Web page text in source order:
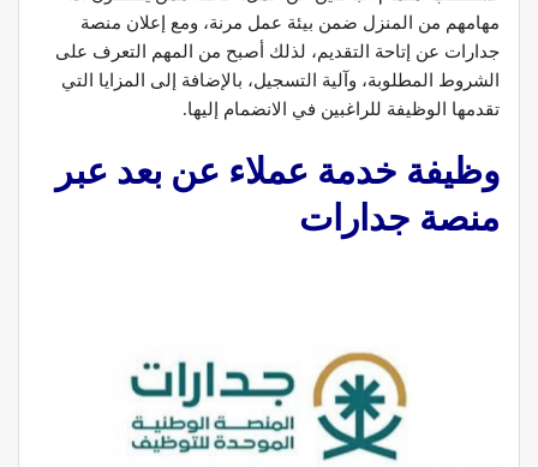
مهامهم من المنزل ضمن بيئة عمل مرنة، ومع إعلان منصة
جدارات عن إتاحة التقديم، لذلك أصبح من المهم التعرف على
الشروط المطلوبة، وآلية التسجيل، بالإضافة إلى المزايا التي
تقدمها الوظيفة للراغبين في الانضمام إليها.
وظيفة خدمة عملاء عن بعد عبر
منصة جدارات